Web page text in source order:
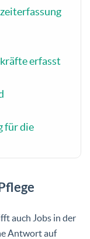
erfasst
für die
auch Jobs in der
Antwort auf